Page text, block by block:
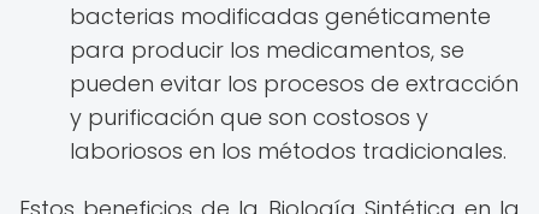
bacterias modificadas genéticamente
para producir los medicamentos, se
pueden evitar los procesos de extracción
y purificación que son costosos y
laboriosos en los métodos tradicionales.